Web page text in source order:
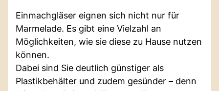
Einmachgläser eignen sich nicht nur für
Marmelade. Es gibt eine Vielzahl an
Möglichkeiten, wie sie diese zu Hause nutzen
können.
Dabei sind Sie deutlich günstiger als
Plastikbehälter und zudem gesünder – denn